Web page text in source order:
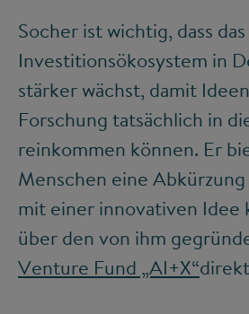
Socher ist wichtig, dass das
Investitionsökosystem in
stärker wächst, damit
Forschung tatsächlich in
reinkommen können. Er
Menschen eine
mit einer innovativen Idee
über den von ihm
Venture Fund „AI+X“